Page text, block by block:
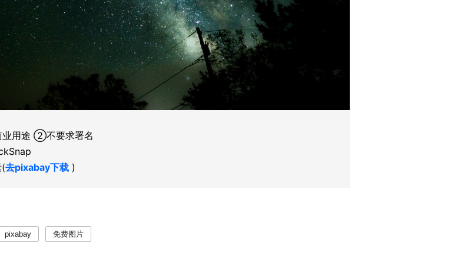
用途 ②不要求署名
去pixabay下载)
pixabay 免费图片